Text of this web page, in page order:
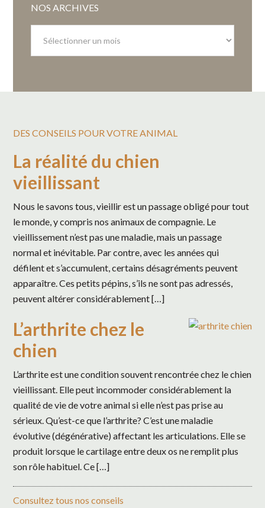
NOS ARCHIVES
archives
DES CONSEILS POUR VOTRE ANIMAL
La réalité du chien
vieillissant
Nous le savons tous, vieillir est un passage obligé pour tout
le monde, y compris nos animaux de compagnie. Le
vieillissement n’est pas une maladie, mais un passage
normal et inévitable. Par contre, avec les années qui
défilent et s’accumulent, certains désagréments peuvent
apparaître. Ces petits pépins, s’ils ne sont pas adressés,
peuvent altérer considérablement […]
L’arthrite chez le
chien
L’arthrite est une condition souvent rencontrée chez le chien
vieillissant. Elle peut incommoder considérablement la
qualité de vie de votre animal si elle n’est pas prise au
sérieux. Qu’est-ce que l’arthrite? C’est une maladie
évolutive (dégénérative) affectant les articulations. Elle se
produit lorsque le cartilage entre deux os ne remplit plus
son rôle habituel. Ce […]
Consultez tous nos conseils